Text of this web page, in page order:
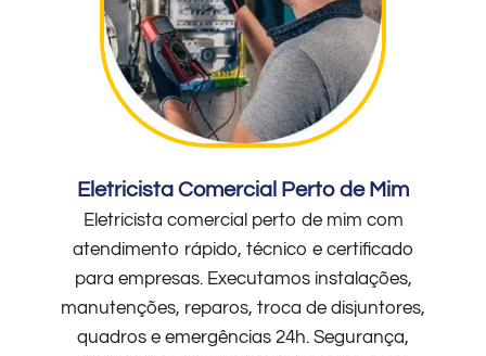
Eletricista Comercial Perto de Mim
Eletricista comercial perto de mim com
atendimento rápido, técnico e certificado
para empresas. Executamos instalações,
manutenções, reparos, troca de disjuntores,
quadros e emergências 24h. Segurança,